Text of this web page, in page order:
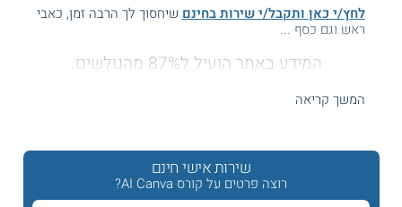
לחץ/י כאן ותקבל/י שירות בחינם שיחסוך לך הרבה זמן, כאבי
ראש וגם כסף ...
המידע באתר הועיל ל87% מהגולשים.
קורס בינה מלאכותית ( AI ) וקנבה
קנבה (Canva) היא אחת הפלטפורמות המבוקשות לעיצוב
המשך קריאה
שירות אישי חינם
רוצה פרטים על קורס AI Canva?